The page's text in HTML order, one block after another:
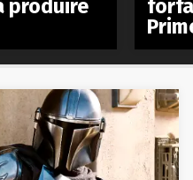
produire